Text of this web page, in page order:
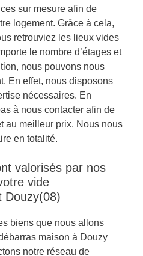
sur mesure afin de
logement. Grâce à cela,
retrouviez les lieux vides
le nombre d’étages et
nous pouvons nous
En effet, nous disposons
nécessaires. En
à nous contacter afin de
au meilleur prix. Nous nous
en totalité.
valorisés par nos
vide
Douzy(08)
biens que nous allons
maison à Douzy
notre réseau de